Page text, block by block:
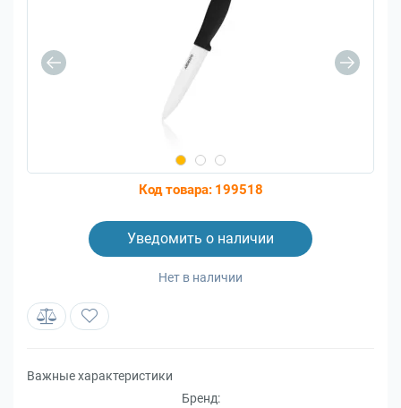
Код товара: 199518
Нет в наличии
Уведомить о наличии
Важные характеристики
Бренд: